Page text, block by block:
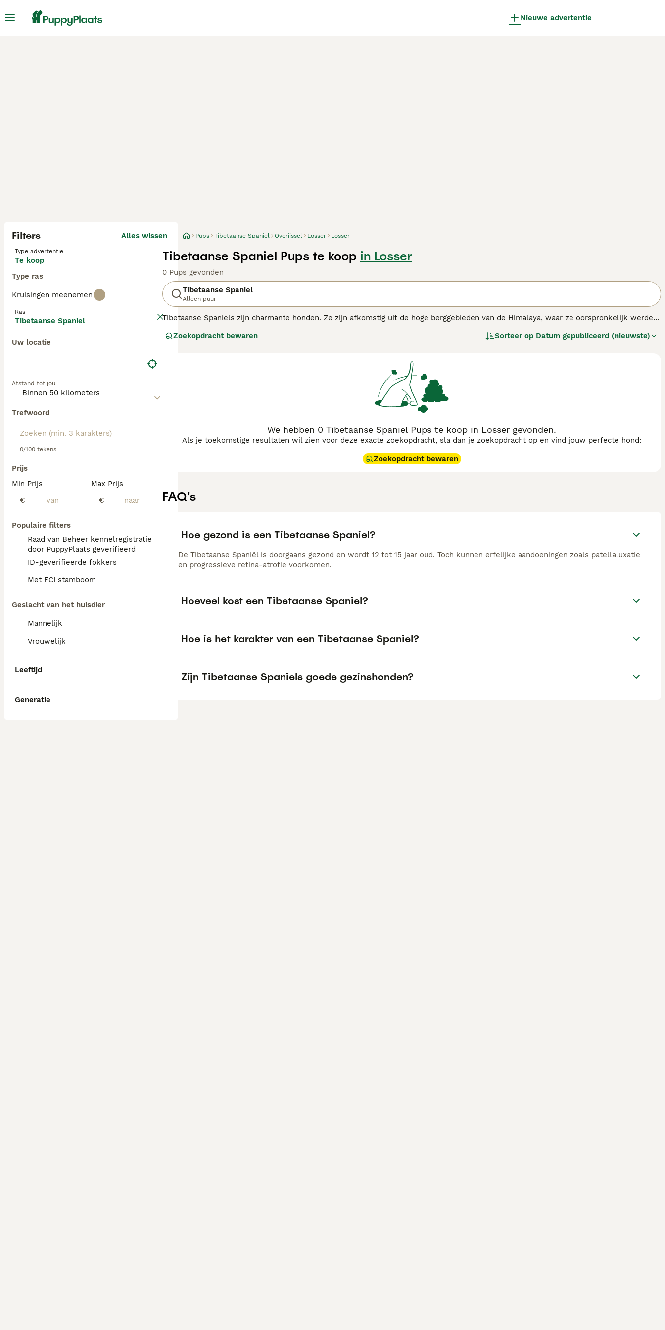
Nieuwe advertentie
Filters Alles wissen
Type advertentie
Te koop
Type ras
Kruisingen meenemen
Ras
Tibetaanse Spaniel
Uw locatie
Afstand tot jou
Trefwoord
0/100 tekens
Prijs
Min Prijs
€
Max Prijs
€
Populaire filters
Raad van Beheer kennelregistratie
door PuppyPlaats geverifieerd
ID-geverifieerde fokkers
Met FCI stamboom
Geslacht van het huisdier
Mannelijk
Vrouwelijk
Leeftijd
Generatie
Pups Tibetaanse Spaniel Overijssel Losser Losser
Tibetaanse Spaniel Pups te koop in Losser
0 Pups gevonden
Tibetaanse Spaniel
Alleen puur
Tibetaanse Spaniels zijn charmante honden. Ze zijn afkomstig uit de hoge berggebieden van de Himalaya, waar ze oorspronkelijk werden
Zoekopdracht bewaren Sorteer op Datum gepubliceerd (nieuwste)
We hebben 0 Tibetaanse Spaniel Pups te koop in Losser gevonden.
Als je toekomstige resultaten wil zien voor deze exacte zoekopdracht, sla dan je zoekopdracht op en vind jouw perfecte hond:
Zoekopdracht bewaren
FAQ's
Hoe gezond is een Tibetaanse Spaniel?
De Tibetaanse Spaniël is doorgaans gezond en wordt 12 tot 15 jaar oud. Toch kunnen erfelijke aandoeningen zoals patellaluxatie
en progressieve retina-atrofie voorkomen.
Hoeveel kost een Tibetaanse Spaniel?
Hoe is het karakter van een Tibetaanse Spaniel?
Zijn Tibetaanse Spaniels goede gezinshonden?